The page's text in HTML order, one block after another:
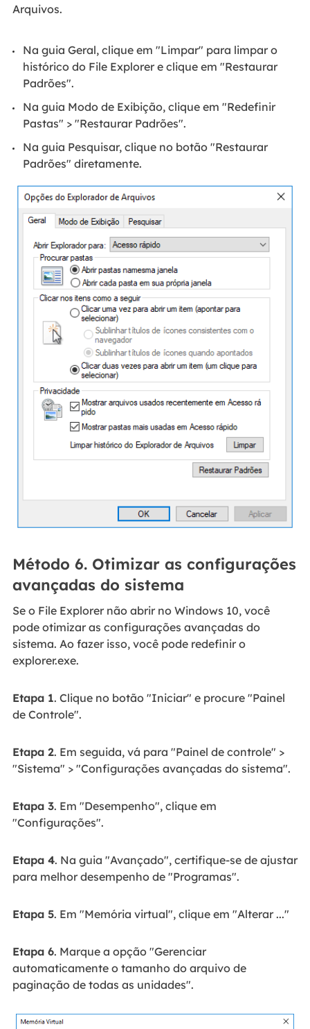
Arquivos.
Na guia Geral, clique em "Limpar" para limpar o
histórico do File Explorer e clique em "Restaurar
Padrões".
Na guia Modo de Exibição, clique em "Redefinir
Pastas" > "Restaurar Padrões".
Na guia Pesquisar, clique no botão "Restaurar
Padrões" diretamente.
Método 6. Otimizar as configurações
avançadas do sistema
Se o File Explorer não abrir no Windows 10, você
pode otimizar as configurações avançadas do
sistema. Ao fazer isso, você pode redefinir o
explorer.exe.
Etapa 1. Clique no botão "Iniciar" e procure "Painel
de Controle".
Etapa 2. Em seguida, vá para "Painel de controle" >
"Sistema" > "Configurações avançadas do sistema".
Etapa 3. Em "Desempenho", clique em
"Configurações".
Etapa 4. Na guia "Avançado", certifique-se de ajustar
para melhor desempenho de "Programas".
Etapa 5. Em "Memória virtual", clique em "Alterar ..."
Etapa 6. Marque a opção "Gerenciar
automaticamente o tamanho do arquivo de
paginação de todas as unidades".